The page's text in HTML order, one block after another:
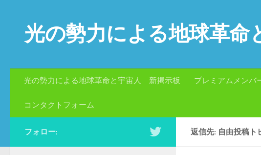
光の勢力による地球革命
光の勢力による地球革命と宇宙人 新掲示板 プレミアムメンバ
コンタクトフォーム
返信先: 自由投稿
フォロー: